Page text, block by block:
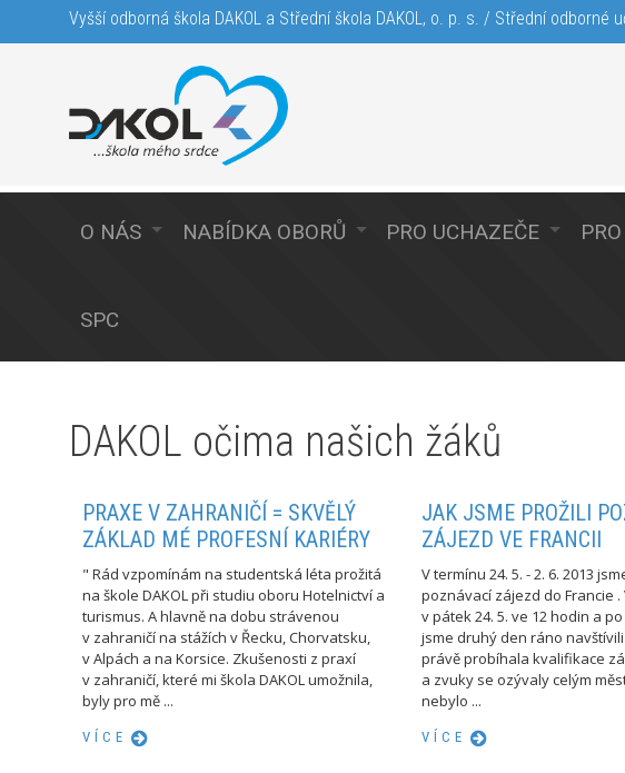
Vyšší odborná škola DAKOL a Střední škola DAKOL, o. p. s. / Střední odborné
O NÁS NABÍDKA OBORŮ PRO UCHAZEČE
SPC
DAKOL očima našich žáků
PRAXE V ZAHRANIČÍ = SKVĚLÝ
ZÁKLAD MÉ PROFESNÍ KARIÉRY
" Rád vzpomínám na studentská léta prožitá
na škole DAKOL při studiu oboru Hotelnictví a
turismus. A hlavně na dobu strávenou
v zahraničí na stážích v Řecku, Chorvatsku,
v Alpách a na Korsice. Zkušenosti z praxí
v zahraničí, které mi škola DAKOL umožnila,
byly pro mě ...
VÍCE
JAK JSME PROŽILI
ZÁJEZD VE FRANCII
V termínu 24. 5. - 2. 6. 2013
poznávací zájezd do Francie .
v pátek 24. 5. ve 12 hodin a
jsme druhý den ráno
právě probíhala kvalifikace
a zvuky se ozývaly celým
nebylo ...
VÍCE